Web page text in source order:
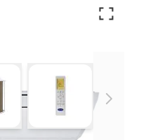
larger imageView larger